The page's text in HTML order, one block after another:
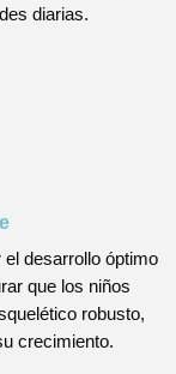
diarias.
desarrollo óptimo
que los niños
robusto,
crecimiento.